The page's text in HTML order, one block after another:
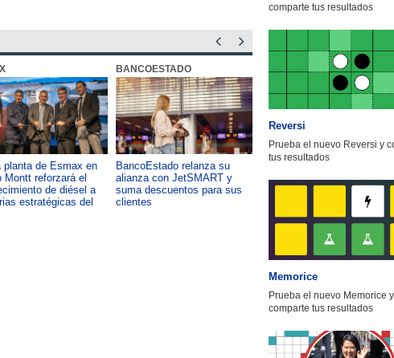
planta de Esmax en
Montt reforzará el
de diésel a
estratégicas del
BANCOESTADO
BancoEstado relanza su
alianza con JetSMART y
suma descuentos para sus
clientes
OTIC CCHC
desarrollo país: OTIC de la
CChC lanza podcast sobre el
impacto de formar talento
comparte tus resultados
Reversi
Prueba el nuevo Reversi y
tus resultados
Memorice
Prueba el nuevo Memorice y
comparte tus resultados